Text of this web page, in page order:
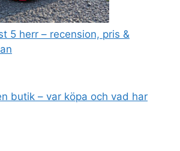
5 herr – recension, pris &
butik – var köpa och vad har